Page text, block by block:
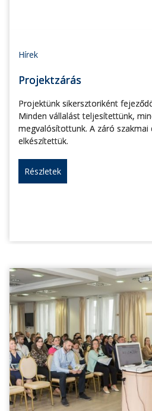
Hírek
Projektzárás
Projektünk sikersztoriként
Minden vállalást teljesítettünk,
megvalósítottunk. A záró
elkészítettük.
Részletek